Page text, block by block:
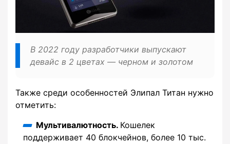
В 2022 году разработчики выпускают
девайс в 2 цветах — черном и золотом
Также среди особенностей Элипал Титан нужно
отметить:
Мультивалютность. Кошелек
поддерживает 40 блокчейнов, более 10 тыс.